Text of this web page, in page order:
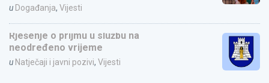
u Događanja, Vijesti
Rješenje o prijmu u službu na
neodređeno vrijeme
u Natječaji i javni pozivi, Vijesti